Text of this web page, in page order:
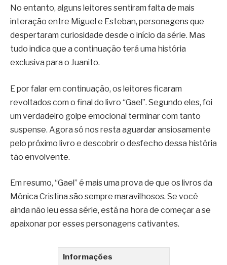
No entanto, alguns leitores sentiram falta de mais
interação entre Miguel e Esteban, personagens que
despertaram curiosidade desde o início da série. Mas
tudo indica que a continuação terá uma história
exclusiva para o Juanito.
E por falar em continuação, os leitores ficaram
revoltados com o final do livro “Gael”. Segundo eles, foi
um verdadeiro golpe emocional terminar com tanto
suspense. Agora só nos resta aguardar ansiosamente
pelo próximo livro e descobrir o desfecho dessa história
tão envolvente.
Em resumo, “Gael” é mais uma prova de que os livros da
Mônica Cristina são sempre maravilhosos. Se você
ainda não leu essa série, está na hora de começar a se
apaixonar por esses personagens cativantes.
Informações